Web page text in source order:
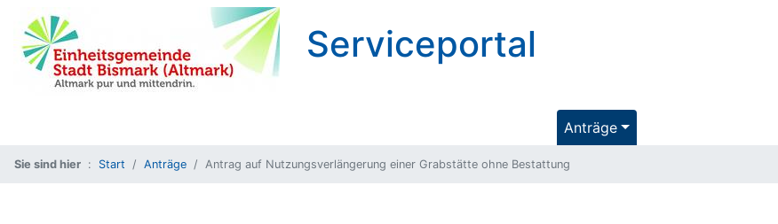
Serviceportal
Anträge
Sie sind hier Start Anträge Antrag auf Nutzungsverlängerung einer Grabstätte ohne Bestattung